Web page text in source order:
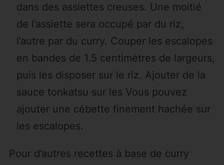
dans des assiettes creuses. Une moitié
de l’assiette sera occupé par du riz,
l’autre par du curry. Couper les escalopes
en bandes de 1.5 centimètres de largeurs,
puis les disposer sur le riz. Ajouter de la
sauce tonkatsu sur les Vous pouvez
ajouter une cébette finement hachée sur
les escalopes.
Pour d’autres recettes à base de curry